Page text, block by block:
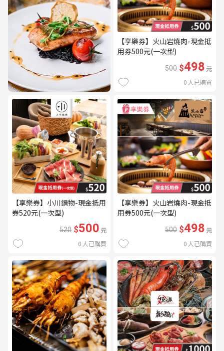
【享樂券】火山岩燒肉-現金抵
用券500元(一次型)
500 $498元
0 人已購買
【享樂券】小川鍋物-現金抵用
券520元(一次型)
520 $500元
0 人已購買
【享樂券】火山岩燒肉-現金抵
用券500元(一次型)
500 $498元
0 人已購買